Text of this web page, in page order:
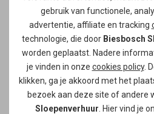
gebruik van functionele,
advertentie, affiliate en tracking
technologie, die door Biesbosch
worden geplaatst. Nadere
je vinden in onze cookies policy.
klikken, ga je akkoord met het
bezoek aan deze site of andere
Sloepenverhuur . Hier vind je
Ga met zeven personen
sloep. Geef een
cadeau met deze vaarbon!